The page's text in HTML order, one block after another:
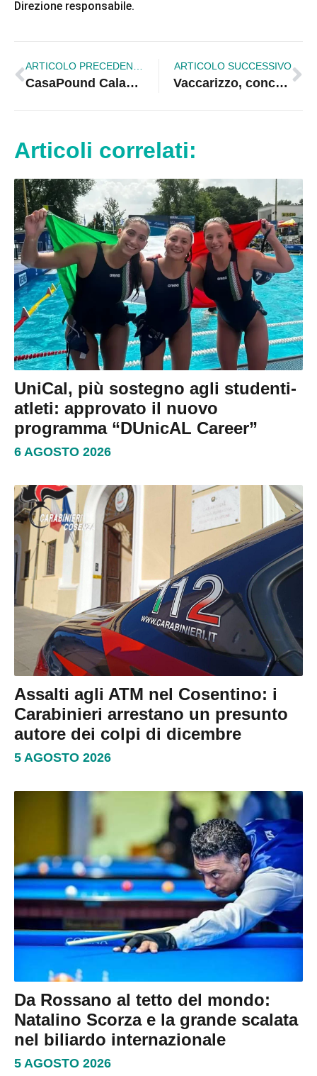
Direzione responsabile.
ARTICOLO PRECEDENTE
CasaPound Calabria in aiuto dei terremotati
ARTICOLO SUCCESSIVO
Vaccarizzo, concerto di solidarietà della banda cittadina per i terremotati del centro Italia
Articoli correlati:
UniCal, più sostegno agli studenti-
atleti: approvato il nuovo
programma “DUnicAL Career”
6 AGOSTO 2026
Assalti agli ATM nel Cosentino: i
Carabinieri arrestano un presunto
autore dei colpi di dicembre
5 AGOSTO 2026
Da Rossano al tetto del mondo:
Natalino Scorza e la grande scalata
nel biliardo internazionale
5 AGOSTO 2026